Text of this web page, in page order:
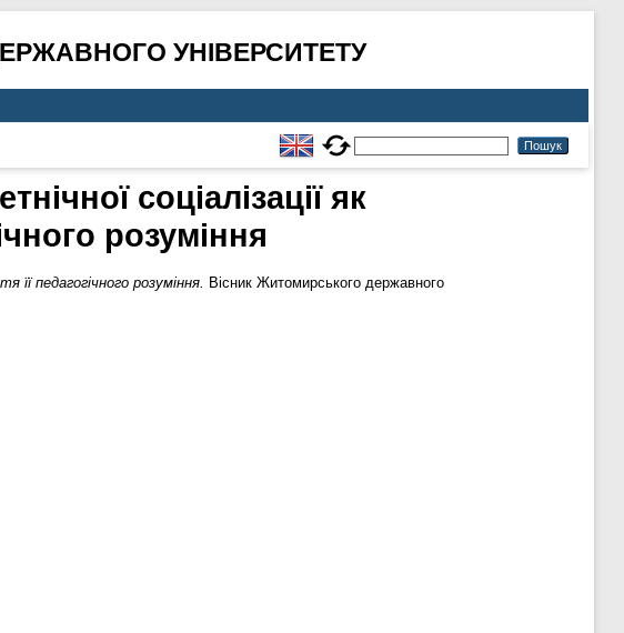
УНІВЕРСИТЕТУ
соціалізації як
розуміння
її педагогічного розуміння. Вісник Житомирського державного